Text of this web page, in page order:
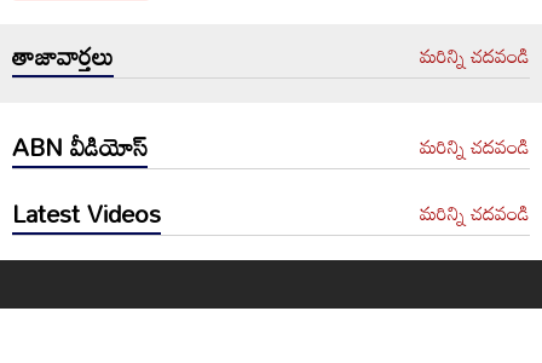
తాజావార్తలు మరిన్ని చదవండి
ABN వీడియోస్ మరిన్ని చదవండి
Latest Videos మరిన్ని చదవండి